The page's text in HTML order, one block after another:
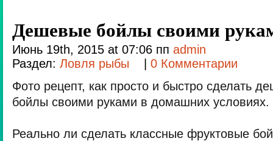
Дешевые бойлы своими
Июнь 19th, 2015 at 07:06 пп admin
Раздел: Ловля рыбы
0 Комментарии
Фото рецепт, как просто и быстро сделать
бойлы своими руками в домашних условиях.
Реально ли сделать класcные фруктовые